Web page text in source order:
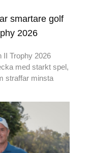
smartare golf
2026
II Trophy 2026
med starkt spel,
straffar minsta